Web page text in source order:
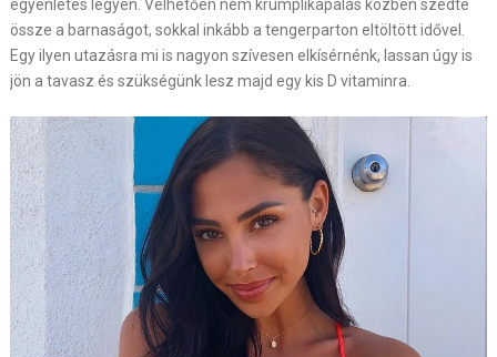
egyenletes legyen. Vélhetően nem krumplikapálás közben szedte
össze a barnaságot, sokkal inkább a tengerparton eltöltött idővel.
Egy ilyen utazásra mi is nagyon szívesen elkísérnénk, lassan úgy is
jön a tavasz és szükségünk lesz majd egy kis D vitaminra.